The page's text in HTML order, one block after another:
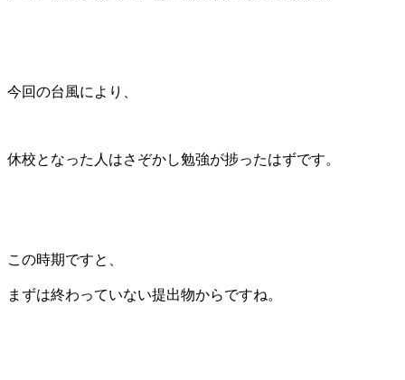
今回の台風により、
休校となった人はさぞかし勉強が捗ったはずです。
この時期ですと、
まずは終わっていない提出物からですね。